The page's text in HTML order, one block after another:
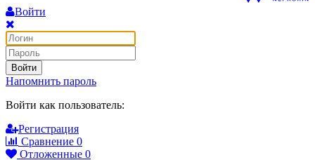
Войти
Войти
Напомнить пароль
Войти как пользователь:
Регистрация
Сравнение 0
Отложенные 0